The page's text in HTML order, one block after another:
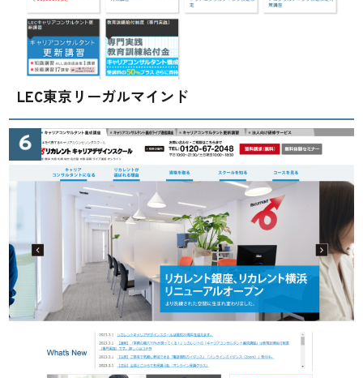
LEC東京リーガルマインド